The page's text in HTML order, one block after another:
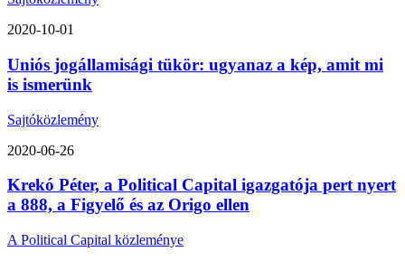
2020-10-01
Uniós jogállamisági tükör: ugyanaz a kép, amit mi
is ismerünk
Sajtóközlemény
2020-06-26
Krekó Péter, a Political Capital igazgatója pert nyert
a 888, a Figyelő és az Origo ellen
A Political Capital közleménye